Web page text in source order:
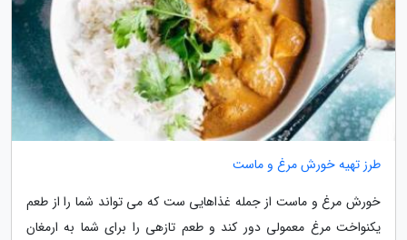
طرز تهیه خورش مرغ و ماست
خورش مرغ و ماست از جمله غذاهایی ست که می تواند شما را از طعم
یکنواخت مرغ معمولی دور کند و طعم تازهی را برای شما به ارمغان